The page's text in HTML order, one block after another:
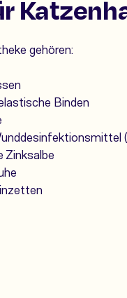
gehören:
Binden
Zinksalbe